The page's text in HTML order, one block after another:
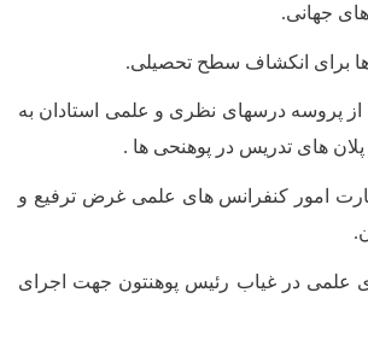
جهانی.
برای انکشاف سطح تحصیلی.
پروسه درسهای نظری و علمی استادان به
های تدریس در پوهنحی ها .
امور کنفرانس های علمی غرض ترفیع و
علمی در غیاب رئیس پوهنتون جهت اجرای